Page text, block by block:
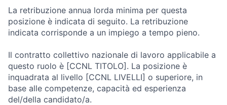
La retribuzione annua lorda minima per questa
posizione è indicata di seguito. La retribuzione
indicata corrisponde a un impiego a tempo pieno.
Il contratto collettivo nazionale di lavoro applicabile a
questo ruolo è [CCNL TITOLO]. La posizione è
inquadrata al livello [CCNL LIVELLI] o superiore, in
base alle competenze, capacità ed esperienza
del/della candidato/a.